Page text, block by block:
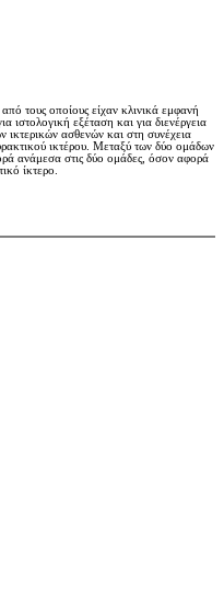
τους οποίους είχαν κλινικά εμφανή
εξέταση και για διενέργεια
ασθενών και στη συνέχεια
ικτέρου. Μεταξύ των δύο ομάδων
ανάμεσα στις δύο ομάδες, όσον αφορά
ίκτερο.